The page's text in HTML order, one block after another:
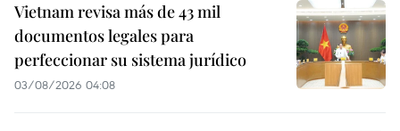
Vietnam revisa más de 43 mil
documentos legales para
perfeccionar su sistema jurídico
03/08/2026 04:08